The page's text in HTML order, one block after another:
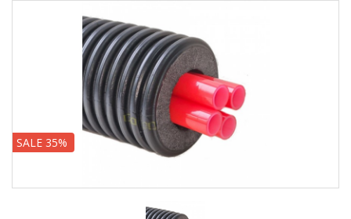
SALE 35%